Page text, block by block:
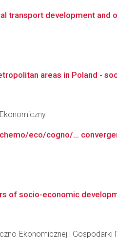
transport development and
areas in Poland -
eco/cogno/...
of socio-economic
Ekonomicznej i Gospodarki